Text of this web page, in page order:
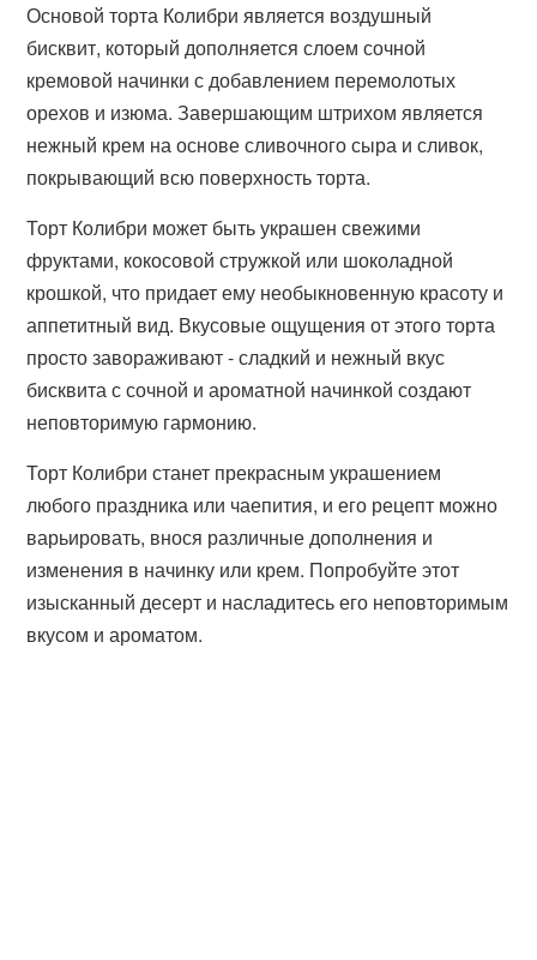
Основой торта Колибри является воздушный
бисквит, который дополняется слоем сочной
кремовой начинки с добавлением перемолотых
орехов и изюма. Завершающим штрихом является
нежный крем на основе сливочного сыра и сливок,
покрывающий всю поверхность торта.
Торт Колибри может быть украшен свежими
фруктами, кокосовой стружкой или шоколадной
крошкой, что придает ему необыкновенную красоту и
аппетитный вид. Вкусовые ощущения от этого торта
просто завораживают - сладкий и нежный вкус
бисквита с сочной и ароматной начинкой создают
неповторимую гармонию.
Торт Колибри станет прекрасным украшением
любого праздника или чаепития, и его рецепт можно
варьировать, внося различные дополнения и
изменения в начинку или крем. Попробуйте этот
изысканный десерт и насладитесь его неповторимым
вкусом и ароматом.